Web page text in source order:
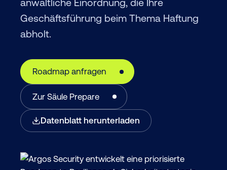
anwaltliche Einordnung, die Ihre
Geschäftsführung beim Thema Haftung
abholt.
Roadmap anfragen
Zur Säule Prepare
Datenblatt herunterladen